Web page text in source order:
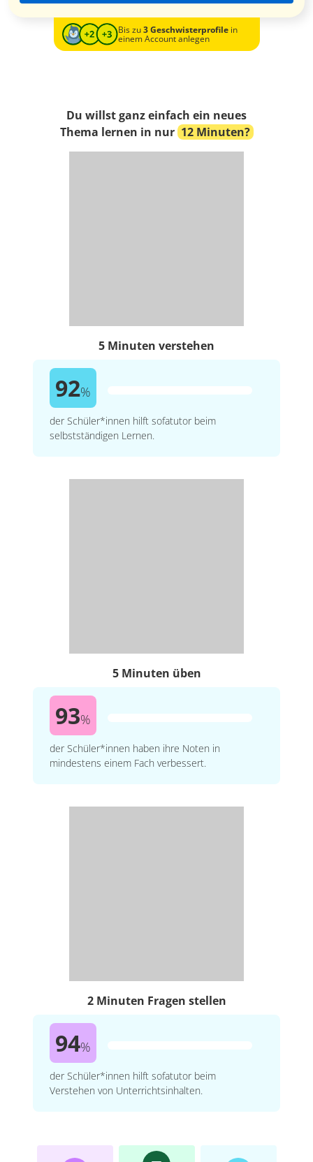
Bis zu3 Geschwisterprofilein
einem Account anlegen
Du willst ganz einfach ein neues
Thema lernen in nur 12 Minuten?
5 Minuten verstehen
92%
der Schüler*innen hilft sofatutor beim
selbstständigen Lernen.
5 Minuten üben
93%
der Schüler*innen haben ihre Noten in
mindestens einem Fach verbessert.
2 Minuten Fragen stellen
94%
der Schüler*innen hilft sofatutor beim
Verstehen von Unterrichtsinhalten.